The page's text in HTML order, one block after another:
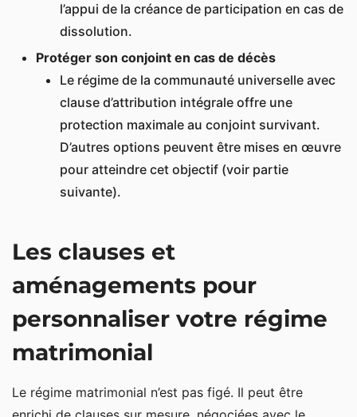
l’appui de la créance de participation en cas de
dissolution.
Protéger son conjoint en cas de décès
Le régime de la communauté universelle avec
clause d’attribution intégrale offre une
protection maximale au conjoint survivant.
D’autres options peuvent être mises en œuvre
pour atteindre cet objectif (voir partie
suivante).
Les clauses et
aménagements pour
personnaliser votre régime
matrimonial
Le régime matrimonial n’est pas figé. Il peut être